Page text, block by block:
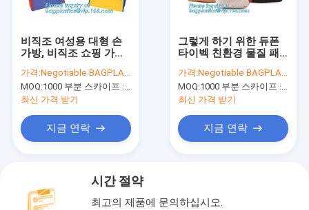
비직조 여성용 대형 손
가방, 비직조 쇼핑 가방,
가방, 선물 가방, 로프
백, 보석 백
가격:Negotiable BAGPLASTICS@YAHOO.COM
MOQ:1000 부분 스카이프 : 마이데아르닐
최신 가격 받기
지금 연락
그렇게 하기 위한 듀폰
타이벡 친환경 물질 패
드형 쇼핑 가방 재활용
쇼핑 가방, 패션 타이벡
가격:Negotiable BAGPLASTICS@YAHOO.COM
MOQ:1000 부분 스카이프 : 마이데아르닐
최신 가격 받기
지금 연락
시간 절약
최고의 제품에 문의하십시오.